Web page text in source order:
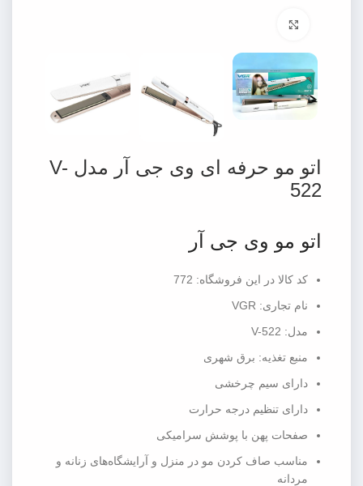
اتو مو حرفه ای وی جی آر مدل V-
522
اتو مو وی جی آر
کد کالا در این فروشگاه: 772
نام تجاری: VGR
مدل: V-522
منبع تغذیه: برق شهری
دارای سیم چرخشی
دارای تنظیم درجه حرارت
صفحات پهن با پوشش سرامیکی
مناسب صاف کردن مو در منزل و آرایشگاه‌های زنانه و
مردانه